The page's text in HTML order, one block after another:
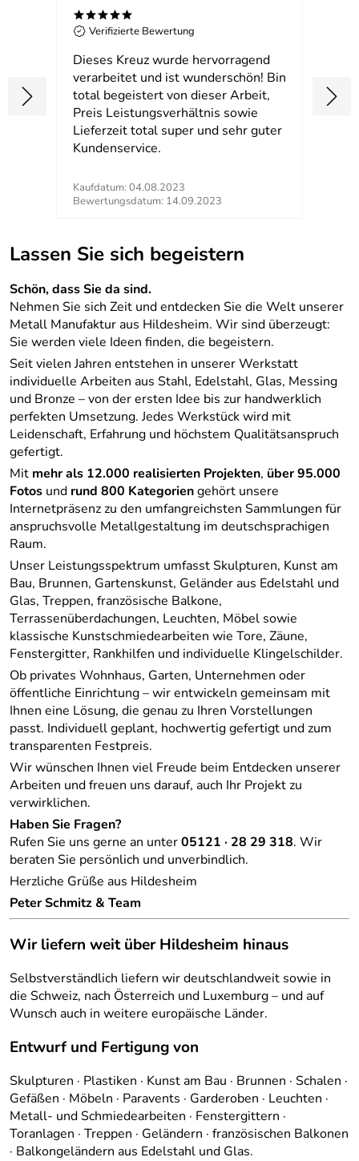
*****
Verifizierte Bewertung
Dieses Kreuz wurde hervorragend
verarbeitet und ist wunderschön! Bin
total begeistert von dieser Arbeit,
Preis Leistungsverhältnis sowie
Lieferzeit total super und sehr guter
Kundenservice.
Kaufdatum: 04.08.2023
Bewertungsdatum: 14.09.2023
Lassen Sie sich begeistern
Schön, dass Sie da sind.
Nehmen Sie sich Zeit und entdecken Sie die Welt unserer
Metall Manufaktur aus Hildesheim. Wir sind überzeugt:
Sie werden viele Ideen finden, die begeistern.
Seit vielen Jahren entstehen in unserer Werkstatt
individuelle Arbeiten aus Stahl, Edelstahl, Glas, Messing
und Bronze – von der ersten Idee bis zur handwerklich
perfekten Umsetzung. Jedes Werkstück wird mit
Leidenschaft, Erfahrung und höchstem Qualitätsanspruch
gefertigt.
Mit mehr als 12.000 realisierten Projekten, über 95.000
Fotos und rund 800 Kategoriengehört unsere
Internetpräsenz zu den umfangreichsten Sammlungen für
anspruchsvolle Metallgestaltung im deutschsprachigen
Raum.
Unser Leistungsspektrum umfasst Skulpturen, Kunst am
Bau, Brunnen, Gartenskunst, Geländer aus Edelstahl und
Glas, Treppen, französische Balkone,
Terrassenüberdachungen, Leuchten, Möbel sowie
klassische Kunstschmiedearbeiten wie Tore, Zäune,
Fenstergitter, Rankhilfen und individuelle Klingelschilder.
Ob privates Wohnhaus, Garten, Unternehmen oder
öffentliche Einrichtung – wir entwickeln gemeinsam mit
Ihnen eine Lösung, die genau zu Ihren Vorstellungen
passt. Individuell geplant, hochwertig gefertigt und zum
transparenten Festpreis.
Wir wünschen Ihnen viel Freude beim Entdecken unserer
Arbeiten und freuen uns darauf, auch Ihr Projekt zu
verwirklichen.
Haben Sie Fragen?
Rufen Sie uns gerne an unter05121 · 28 29 318. Wir
beraten Sie persönlich und unverbindlich.
Herzliche Grüße aus Hildesheim
Peter Schmitz & Team
Wir liefern weit über Hildesheim hinaus
Selbstverständlich liefern wir deutschlandweit sowie in
die Schweiz, nach Österreich und Luxemburg – und auf
Wunsch auch in weitere europäische Länder.
Entwurf und Fertigung von
Skulpturen · Plastiken · Kunst am Bau · Brunnen · Schalen ·
Gefäßen · Möbeln · Paravents · Garderoben · Leuchten ·
Metall- und Schmiedearbeiten · Fenstergittern ·
Toranlagen · Treppen · Geländern · französischen Balkonen
· Balkongeländern aus Edelstahl und Glas.